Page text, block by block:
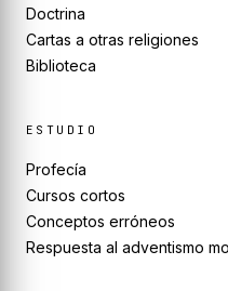
Doctrina
Cartas a otras religiones
Biblioteca
ESTUDIO
Profecía
Cursos cortos
Conceptos erróneos
Respuesta al adventismo